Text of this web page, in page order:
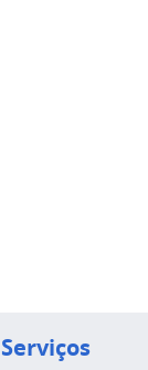
Serviços